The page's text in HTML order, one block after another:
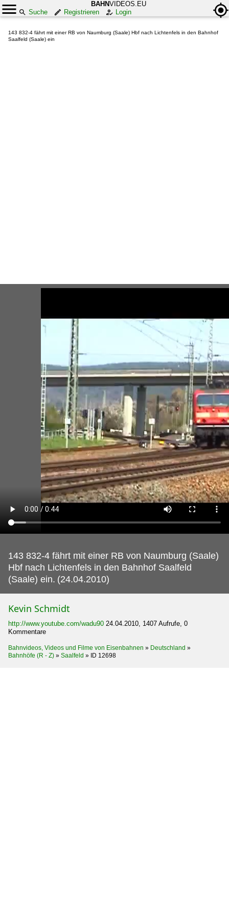
BAHNVIDEOS.EU
Suche
Registrieren Login
143 832-4 fährt mit einer RB von Naumburg (Saale) Hbf nach Lichtenfels in den Bahnhof
Saalfeld (Saale) ein
143 832-4 fährt mit einer RB von Naumburg (Saale)
Hbf nach Lichtenfels in den Bahnhof Saalfeld
(Saale) ein. (24.04.2010)
Kevin Schmidt
http://www.youtube.com/wadu90 24.04.2010, 1407 Aufrufe, 0
Kommentare
Bahnvideos, Videos und Filme von Eisenbahnen » Deutschland »
Bahnhöfe (R - Z) » Saalfeld » ID 12698